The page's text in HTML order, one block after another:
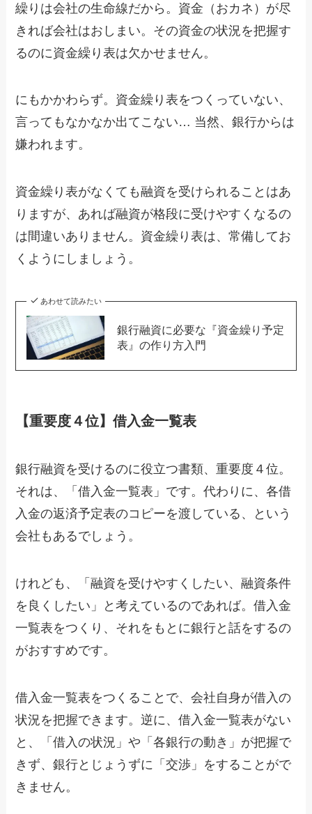
繰りは会社の生命線だから。資金（おカネ）が尽
きれば会社はおしまい。その資金の状況を把握す
るのに資金繰り表は欠かせません。
にもかかわらず。資金繰り表をつくっていない、
言ってもなかなか出てこない… 当然、銀行からは
嫌われます。
資金繰り表がなくても融資を受けられることはあ
りますが、あれば融資が格段に受けやすくなるの
は間違いありません。資金繰り表は、常備してお
くようにしましょう。
あわせて読みたい
銀行融資に必要な『資金繰り予定
表』の作り方入門
【重要度４位】借入金一覧表
銀行融資を受けるのに役立つ書類、重要度４位。
それは、「借入金一覧表」です。代わりに、各借
入金の返済予定表のコピーを渡している、という
会社もあるでしょう。
けれども、「融資を受けやすくしたい、融資条件
を良くしたい」と考えているのであれば。借入金
一覧表をつくり、それをもとに銀行と話をするの
がおすすめです。
借入金一覧表をつくることで、会社自身が借入の
状況を把握できます。逆に、借入金一覧表がない
と、「借入の状況」や「各銀行の動き」が把握で
きず、銀行とじょうずに「交渉」をすることがで
きません。